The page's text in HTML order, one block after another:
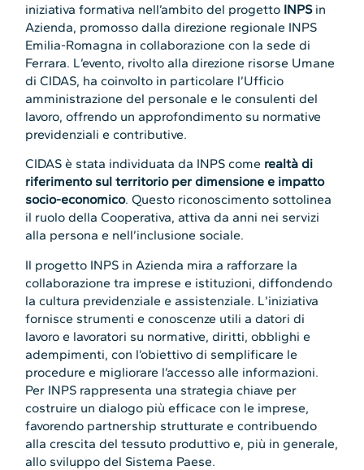
iniziativa formativa nell’ambito del progetto INPSin
Azienda, promosso dalla direzione regionale INPS
Emilia-Romagna in collaborazione con la sede di
Ferrara. L’evento, rivolto alla direzione risorse Umane
di CIDAS, ha coinvolto in particolare l’Ufficio
amministrazione del personale e le consulenti del
lavoro, offrendo un approfondimento su normative
previdenziali e contributive.
CIDAS è stata individuata da INPS come realtà di
riferimento sul territorio per dimensione e impatto
socio-economico. Questo riconoscimento sottolinea
il ruolo della Cooperativa, attiva da anni nei servizi
alla persona e nell’inclusione sociale.
Il progetto INPS in Azienda mira a rafforzare la
collaborazione tra imprese e istituzioni, diffondendo
la cultura previdenziale e assistenziale. L’iniziativa
fornisce strumenti e conoscenze utili a datori di
lavoro e lavoratori su normative, diritti, obblighi e
adempimenti, con l’obiettivo di semplificare le
procedure e migliorare l’accesso alle informazioni.
Per INPS rappresenta una strategia chiave per
costruire un dialogo più efficace con le imprese,
favorendo partnership strutturate e contribuendo
alla crescita del tessuto produttivo e, più in generale,
allo sviluppo del Sistema Paese.